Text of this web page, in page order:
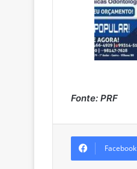
Fonte: PRF
Facebook